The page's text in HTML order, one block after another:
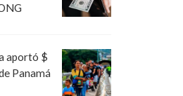
aportó $
Panamá